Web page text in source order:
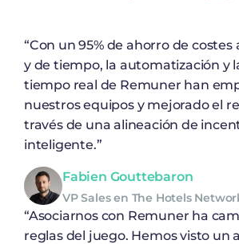
“Con un 95% de ahorro de
y de tiempo, la automatización y
tiempo real de Remuner han
nuestros equipos y mejorado el
través de una alineación de
inteligente.”
Fabien Gouttebaron
VP Sales en The Hotels
“Asociarnos con Remuner ha
reglas del juego. Hemos visto un